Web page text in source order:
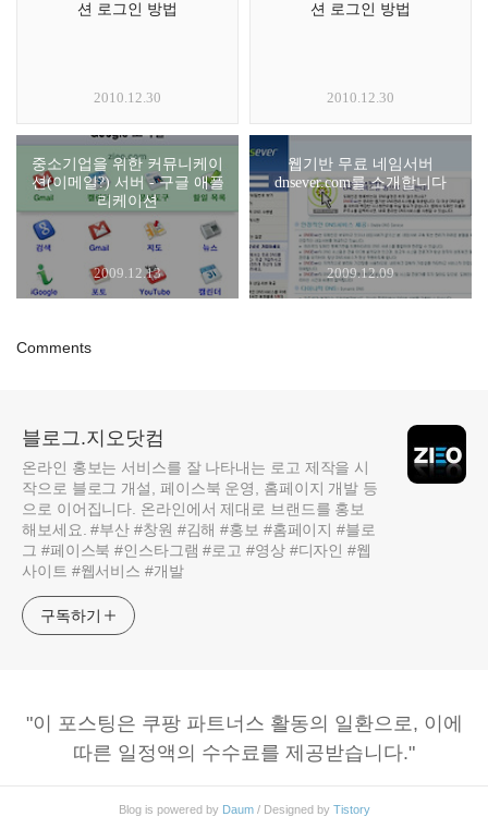
션 로그인 방법
2010.12.30
션 로그인 방법
2010.12.30
중소기업을 위한 커뮤니케이
션(이메일?) 서버 - 구글 애플
리케이션
2009.12.13
웹기반 무료 네임서버
dnsever.com를 소개합니다
2009.12.09
Comments
블로그.지오닷컴
온라인 홍보는 서비스를 잘 나타내는 로고 제작을 시
작으로 블로그 개설, 페이스북 운영, 홈페이지 개발 등
으로 이어집니다. 온라인에서 제대로 브랜드를 홍보
해보세요. #부산 #창원 #김해 #홍보 #홈페이지 #블로
그 #페이스북 #인스타그램 #로고 #영상 #디자인 #웹
사이트 #웹서비스 #개발
구독하기
"이 포스팅은 쿠팡 파트너스 활동의 일환으로, 이에
따른 일정액의 수수료를 제공받습니다."
Blog is powered by Daum/ Designed by Tistory